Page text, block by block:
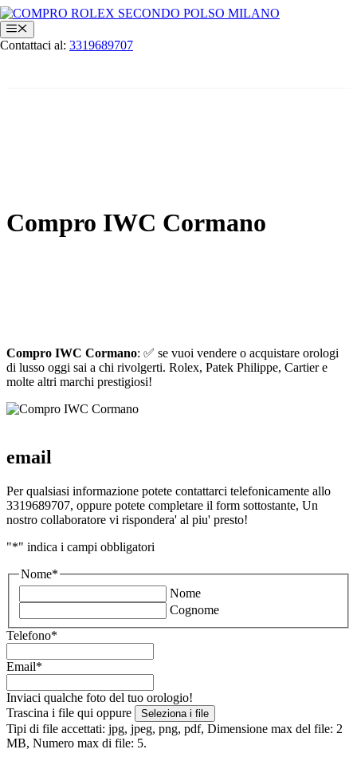
Vai
al
contenuto
Menu
Contattaci al: 3319689707
Compro IWC Cormano
Compro IWC Cormano: ✅ se vuoi vendere o acquistare orologi
di lusso oggi sai a chi rivolgerti. Rolex, Patek Philippe, Cartier e
molte altri marchi prestigiosi!
email
Per qualsiasi informazione potete contattarci telefonicamente allo
3319689707, oppure potete completare il form sottostante, Un
nostro collaboratore vi rispondera' al piu' presto!
"*" indica i campi obbligatori
Nome*
Nome
Cognome
Telefono*
Email*
Inviaci qualche foto del tuo orologio!
Trascina i file qui oppure
Seleziona i file
Tipi di file accettati: jpg, jpeg, png, pdf, Dimensione max del file: 2
MB, Numero max di file: 5.